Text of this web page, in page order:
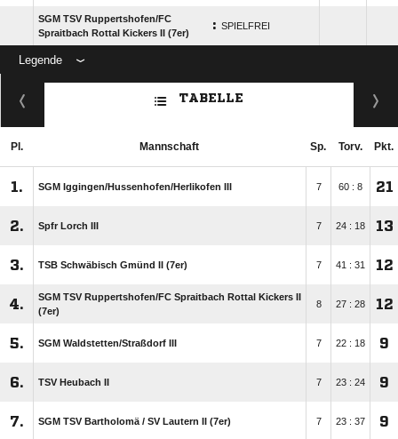
SGM TSV Ruppertshofen/​FC
Spraitbach Rottal Kickers II (7er)
: SPIELFREI
Legende
ANZEIGE
TABELLE
Pl. Mannschaft Sp. Torv. Pkt.
1. SGM Iggingen/​Hussenhofen/​Herlikofen III 7 60 : 8 21
2. Spfr Lorch III 7 24 : 18 13
3. TSB Schwäbisch Gmünd II (7er) 7 41 : 31 12
4.
SGM TSV Ruppertshofen/​FC Spraitbach Rottal Kickers II
(7er)
8 27 : 28 12
5. SGM Waldstetten/​Straßdorf III 7 22 : 18 9
6. TSV Heubach II 7 23 : 24 9
7. SGM TSV Bartholomä /​ SV Lautern II (7er) 7 23 : 37 9